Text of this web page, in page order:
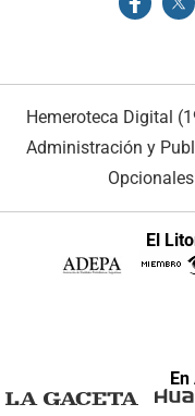
Hemeroteca Digital
Administración y
El